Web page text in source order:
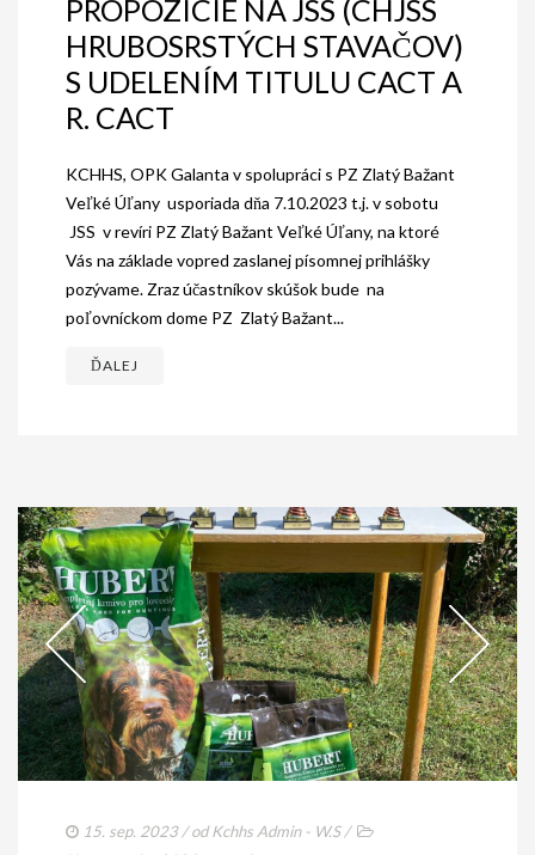
PROPOZÍCIE NA JSS (CHJSS
HRUBOSRSTÝCH STAVAČOV)
S UDELENÍM TITULU CACT A
R. CACT
KCHHS, OPK Galanta v spolupráci s PZ Zlatý Bažant
Veľké Úľany usporiada dňa 7.10.2023 t.j. v sobotu
JSS v revíri PZ Zlatý Bažant Veľké Úľany, na ktoré
Vás na základe vopred zaslanej písomnej prihlášky
pozývame. Zraz účastníkov skúšok bude na
poľovníckom dome PZ Zlatý Bažant...
ĎALEJ
15. sep. 2023/ odKchhs Admin - W.S/